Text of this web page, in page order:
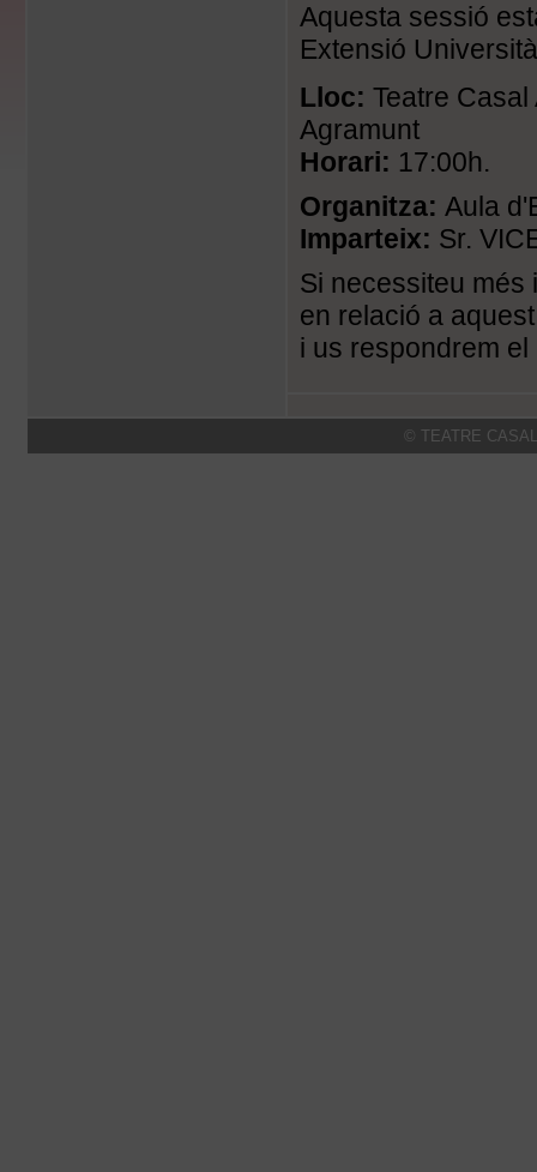
Aquesta sessió
Extensió
Lloc: Teatre
Agramunt
Horari: 17:00h.
Organitza: Aula
Imparteix: Sr.
Si necessiteu més
en relació a
i us respondrem
© TEATRE